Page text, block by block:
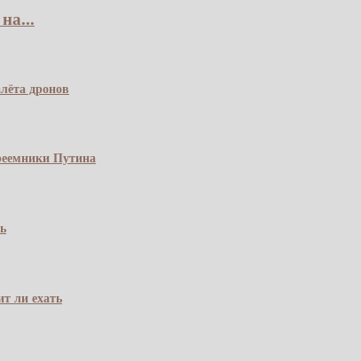
дронов
Путина
ли ехать